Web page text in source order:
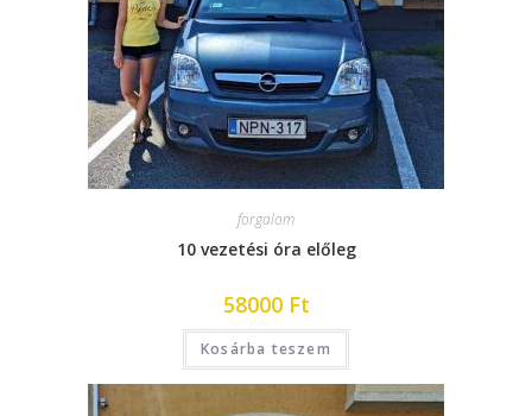
forgalom
10 vezetési óra előleg
58000 Ft
Kosárba teszem